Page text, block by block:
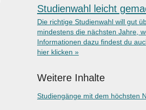
Studienwahl leicht
Die richtige Studienwahl will gut
mindestens die nächsten Jahre,
Informationen dazu findest du
hier klicken »
Weitere Inhalte
Studiengänge mit dem höchsten